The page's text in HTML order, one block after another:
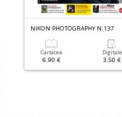
NIKON PHOTOGRAPHY N.137
Cartacea
6.90 €
Digitale
3.50 €